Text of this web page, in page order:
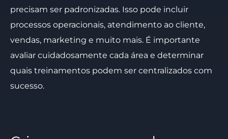
precisam ser padronizadas. Isso pode incluir
processos operacionais, atendimento ao cliente,
vendas, marketing e muito mais. É importante
avaliar cuidadosamente cada área e determinar
quais treinamentos podem ser centralizados com
sucesso.